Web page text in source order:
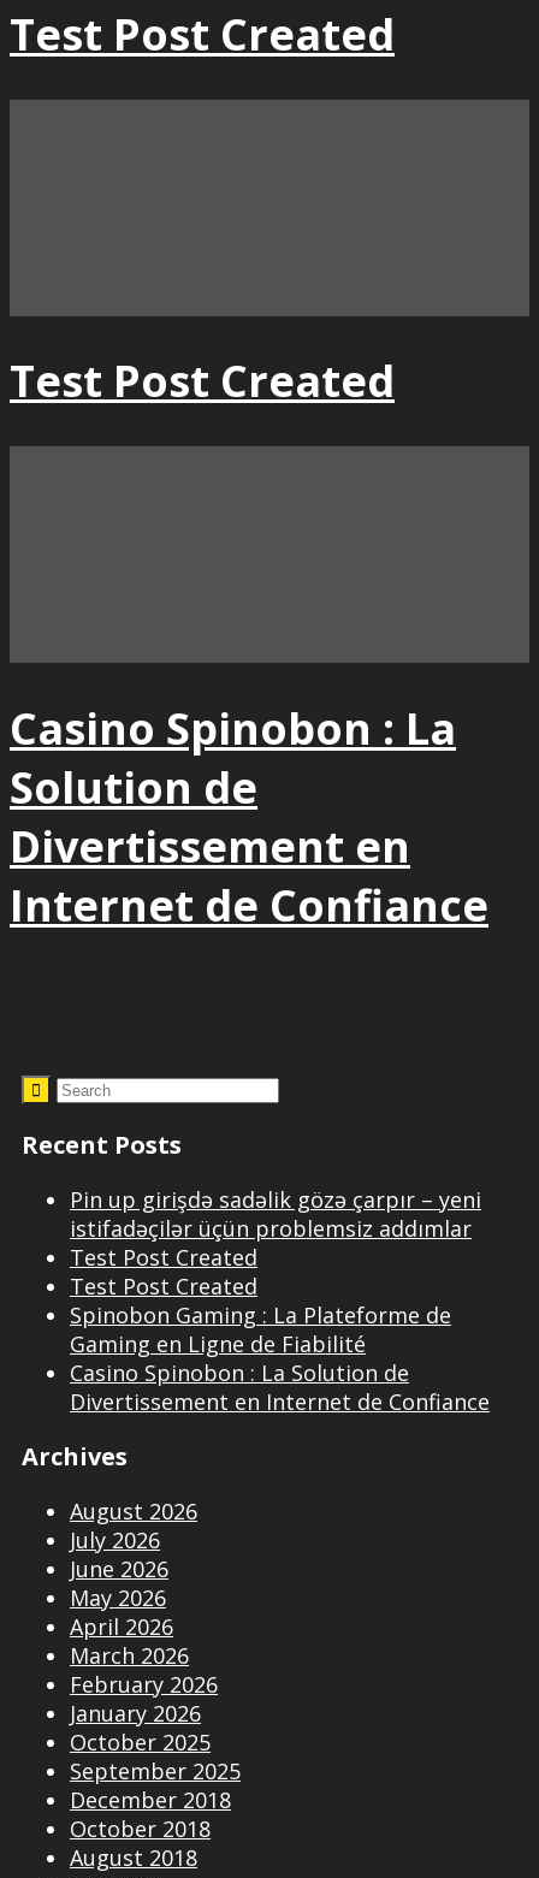
Test Post Created
Test Post Created
Casino Spinobon : La
Solution de
Divertissement en
Internet de Confiance
Recent Posts
Pin up girişdə sadəlik gözə çarpır – yeni
istifadəçilər üçün problemsiz addımlar
Test Post Created
Test Post Created
Spinobon Gaming : La Plateforme de
Gaming en Ligne de Fiabilité
Casino Spinobon : La Solution de
Divertissement en Internet de Confiance
Archives
August 2026
July 2026
June 2026
May 2026
April 2026
March 2026
February 2026
January 2026
October 2025
September 2025
December 2018
October 2018
August 2018